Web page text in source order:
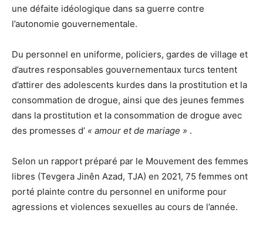
une défaite idéologique dans sa guerre contre
l’autonomie gouvernementale.
Du personnel en uniforme, policiers, gardes de village et
d’autres responsables gouvernementaux turcs tentent
d’attirer des adolescents kurdes dans la prostitution et la
consommation de drogue, ainsi que des jeunes femmes
dans la prostitution et la consommation de drogue avec
des promesses d’ « amour et de mariage » .
Selon un rapport préparé par le Mouvement des femmes
libres (Tevgera Jinên Azad, TJA) en 2021, 75 femmes ont
porté plainte contre du personnel en uniforme pour
agressions et violences sexuelles au cours de l’année.